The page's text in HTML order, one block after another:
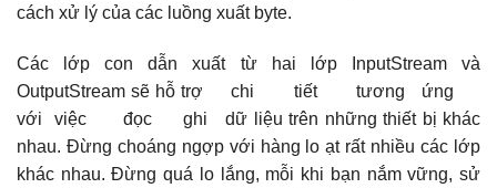
cách xử lý của các luồng xuất byte.
Các lớp con dẫn xuất từ hai lớp InputStream và
OutputStream sẽ hỗ trợ chi tiết tương ứng
với việc đọc ghi dữ liệu trên những thiết bị khác
nhau. Đừng choáng ngợp với hàng lo ạt rất nhiều các lớp
khác nhau. Đừng quá lo lắng, mỗi khi bạn nắm vững, sử